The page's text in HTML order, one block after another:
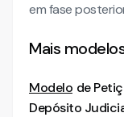
em fase
Mais
Modelo de
Depósito